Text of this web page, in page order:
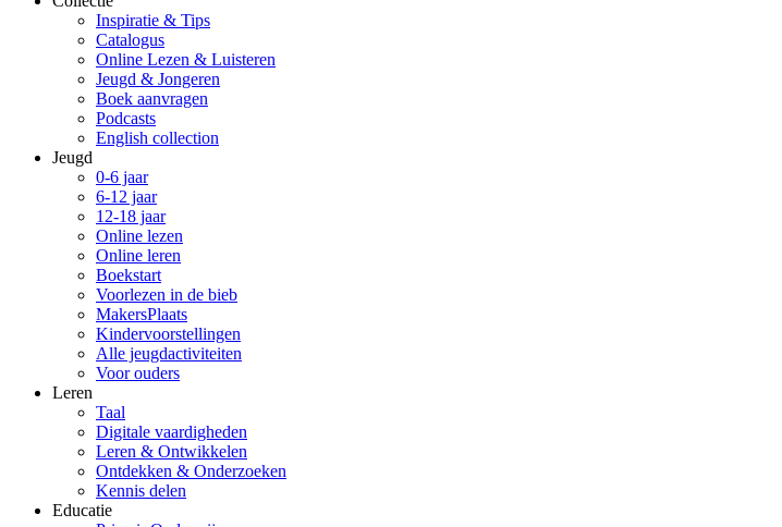
Inspiratie & Tips
Catalogus
Online Lezen & Luisteren
Jeugd & Jongeren
Boek aanvragen
Podcasts
English collection
Jeugd
0-6 jaar
6-12 jaar
12-18 jaar
Online lezen
Online leren
Boekstart
Voorlezen in de bieb
MakersPlaats
Kindervoorstellingen
Alle jeugdactiviteiten
Voor ouders
Leren
Taal
Digitale vaardigheden
Leren & Ontwikkelen
Ontdekken & Onderzoeken
Kennis delen
Educatie